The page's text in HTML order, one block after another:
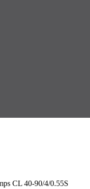
CL 40-90/4/0.55S